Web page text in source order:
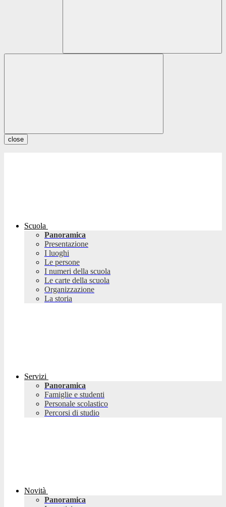
close
Scuola
Panoramica
Presentazione
I luoghi
Le persone
I numeri della scuola
Le carte della scuola
Organizzazione
La storia
Servizi
Panoramica
Famiglie e studenti
Personale scolastico
Percorsi di studio
Novità
Panoramica